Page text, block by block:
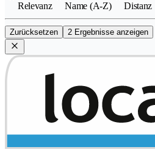
Relevanz Name (A-Z) Distanz
Zurücksetzen 2 Ergebnisse anzeigen